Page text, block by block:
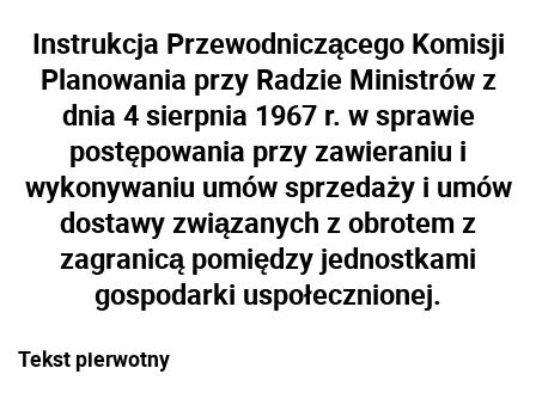
Instrukcja Przewodniczącego Komisji
Planowania przy Radzie Ministrów z
dnia 4 sierpnia 1967 r. w sprawie
postępowania przy zawieraniu i
wykonywaniu umów sprzedaży i umów
dostawy związanych z obrotem z
zagranicą pomiędzy jednostkami
gospodarki uspołecznionej.
Tekst pierwotny